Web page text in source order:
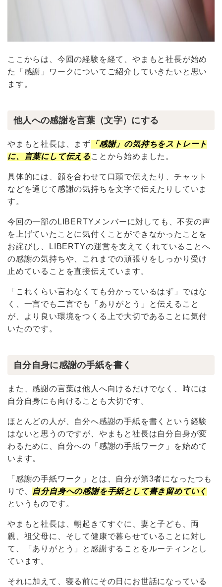
ここからは、今回の経験を経て、やまもと社長が始め
た「感謝」ワークについてご紹介していきたいと思い
ます。
他人への感謝を言葉（文字）にする
やまもと社長は、まず 「感謝」の気持ちをストレート
に、言葉にして伝えることから始めました。
具体的には、顔を合わせて口頭で伝えたり、チャット
などを通じて感謝の気持ちを文字で伝えたりしていま
す。
今回の一部のLIBERTYメンバーに対しても、不安の声
を上げていたことに気付くことができなかったことを
お詫びし、LIBERTYの運営を支えてくれていることへ
の感謝の気持ちや、これまでの頑張りをしっかり受け
止めていることを直接伝えています。
「これくらい言わなくても分かっているはず」ではな
く、一言でも二言でも「ありがとう」と伝えること
が、より良い環境をつくる上で大切であることに気付
いたのです。
自分自身に感謝の手紙を書く
また、感謝の言葉は他人へ向けるだけでなく、時には
自分自身にも向けることも大切です。
ほとんどの人が、自分へ感謝の手紙を書くという経験
はないと思うのですが、やまもと社長は自分自身が変
わるために、自分への「感謝の手紙ワーク」を始めて
います。
「感謝の手紙ワーク」とは、自分が第3者になったつも
りで、 自分自身への感謝を手紙として書き留めていく
というものです。
やまもと社長は、朝起きてすぐに、妻と子ども、両
親、祖父母に、そして健康で暮らせていることに対し
て、「ありがとう」と感謝することをルーティンとし
ています。
それに加えて、寝る前にその日にお世話になっている